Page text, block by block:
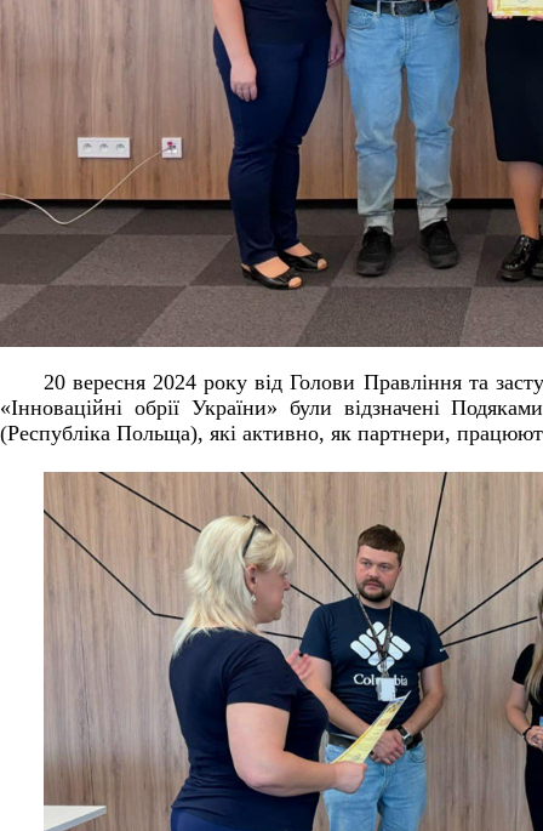
20 вересня 2024 року від Голови Правління та
«Інноваційні обрії України» були відзначені
(Республіка Польща), які активно, як партнери,